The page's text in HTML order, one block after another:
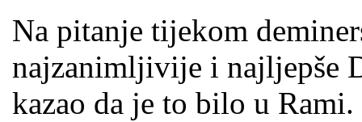
Na pitanje tijekom
najzanimljivije i najljepše
kazao da je to bilo u